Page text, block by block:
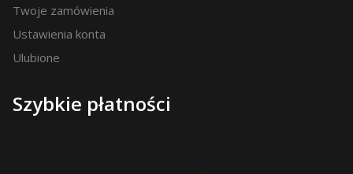
Twoje zamówienia
Ustawienia konta
Ulubione
Szybkie płatności